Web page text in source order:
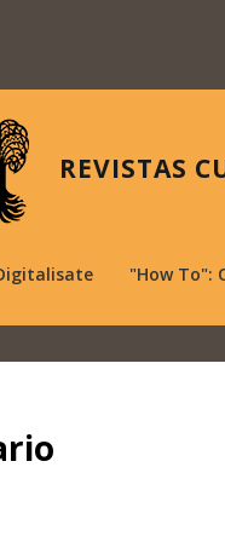
REVISTAS
"How To":